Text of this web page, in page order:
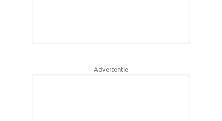
Advertentie